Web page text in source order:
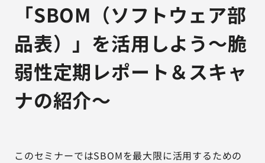
「SBOM（ソフトウェア部
品表）」を活用しよう～脆
弱性定期レポート＆スキャ
ナの紹介～
このセミナーではSBOMを最大限に活用するための